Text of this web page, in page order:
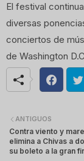
El festival
diversas
conciertos de
de Washington
ANTIGUOS
Contra viento y
elimina a Chivas a
su boleto a la gran